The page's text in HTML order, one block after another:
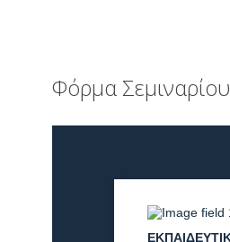
Φόρμα Σεμιναρίου